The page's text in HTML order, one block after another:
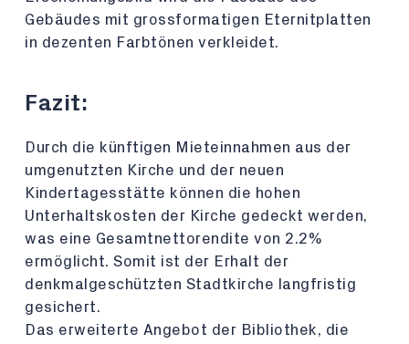
Gebäudes mit grossformatigen Eternitplatten
in dezenten Farbtönen verkleidet.
Fazit:
Durch die künftigen Mieteinnahmen aus der
umgenutzten Kirche und der neuen
Kindertagesstätte können die hohen
Unterhaltskosten der Kirche gedeckt werden,
was eine Gesamtnettorendite von 2.2%
ermöglicht. Somit ist der Erhalt der
denkmalgeschützten Stadtkirche langfristig
gesichert.
Das erweiterte Angebot der Bibliothek, die